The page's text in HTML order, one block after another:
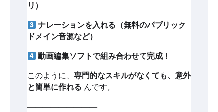
リ）
ナレーションを入れる（無料のパブリック
ドメイン音源など）
動画編集ソフトで組み合わせて完成！
このように、 専門的なスキルがなくても、意外
と簡単に作れる んです。
―――――――――